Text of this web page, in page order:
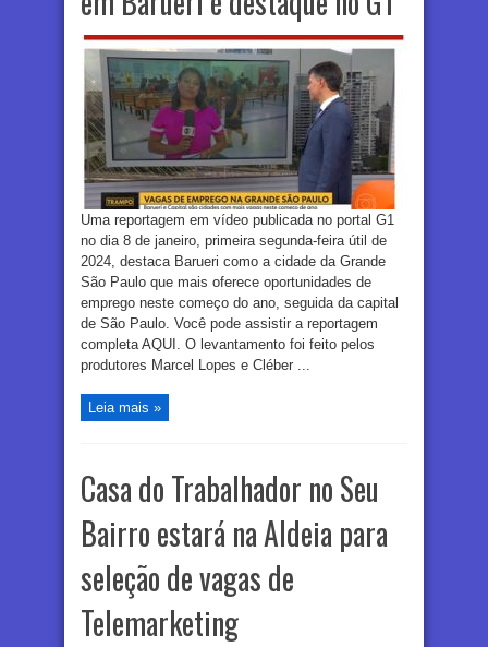
Uma reportagem em vídeo publicada no portal G1
no dia 8 de janeiro, primeira segunda-feira útil de
2024, destaca Barueri como a cidade da Grande
São Paulo que mais oferece oportunidades de
emprego neste começo do ano, seguida da capital
de São Paulo. Você pode assistir a reportagem
completa AQUI. O levantamento foi feito pelos
produtores Marcel Lopes e Cléber ...
Leia mais »
Casa do Trabalhador no Seu
Bairro estará na Aldeia para
seleção de vagas de
Telemarketing